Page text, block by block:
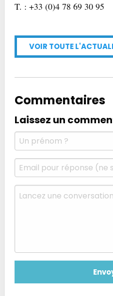
T. : +33 (0)4 78 69 30 95
VOIR TOUTE
Commentaires
Laissez un